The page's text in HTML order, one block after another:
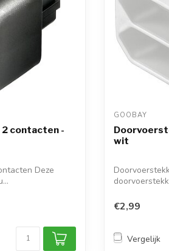
contacten -
Deze
GOOBAY
wit
€2,99
Vergelijk